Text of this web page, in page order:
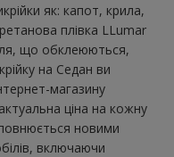
як: капот, крила,
плівка LLumar
що обклеюються,
на Седан ви
магазину
ціна на кожну
новими
включаючи